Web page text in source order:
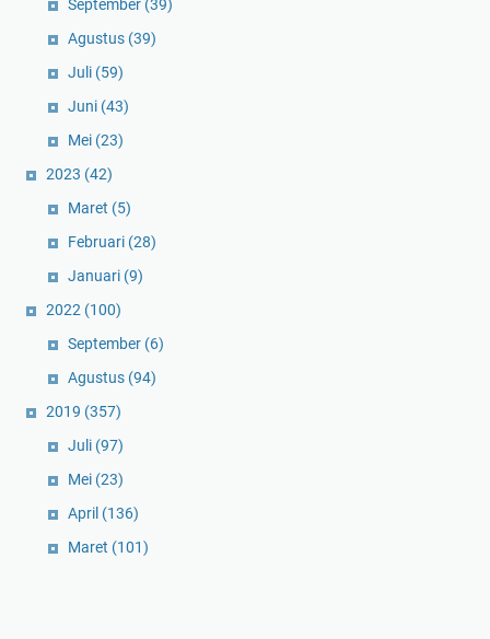
September (39)
Agustus (39)
Juli (59)
Juni (43)
Mei (23)
2023 (42)
Maret (5)
Februari (28)
Januari (9)
2022 (100)
September (6)
Agustus (94)
2019 (357)
Juli (97)
Mei (23)
April (136)
Maret (101)